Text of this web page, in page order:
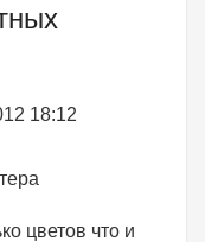
18:12
цветов что и